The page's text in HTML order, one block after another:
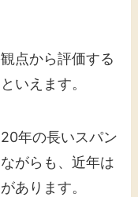
点から評価する
いえます。
年の長いスパン
がらも、近年は
あります。